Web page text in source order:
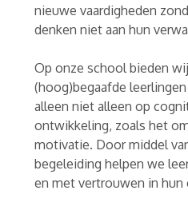
nieuwe vaardigheden
denken niet aan hun
Op onze school bieden
(hoog)begaafde
alleen niet alleen op
ontwikkeling, zoals het
motivatie. Door middel
begeleiding helpen we
en met vertrouwen in hun